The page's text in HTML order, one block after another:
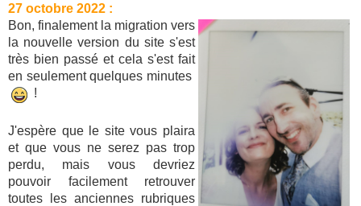
27 octobre 2022 :
Bon, finalement la migration vers
la nouvelle version du site s'est
très bien passé et cela s'est fait
en seulement quelques minutes
!
J'espère que le site vous plaira
et que vous ne serez pas trop
perdu, mais vous devriez
pouvoir facilement retrouver
toutes les anciennes rubriques